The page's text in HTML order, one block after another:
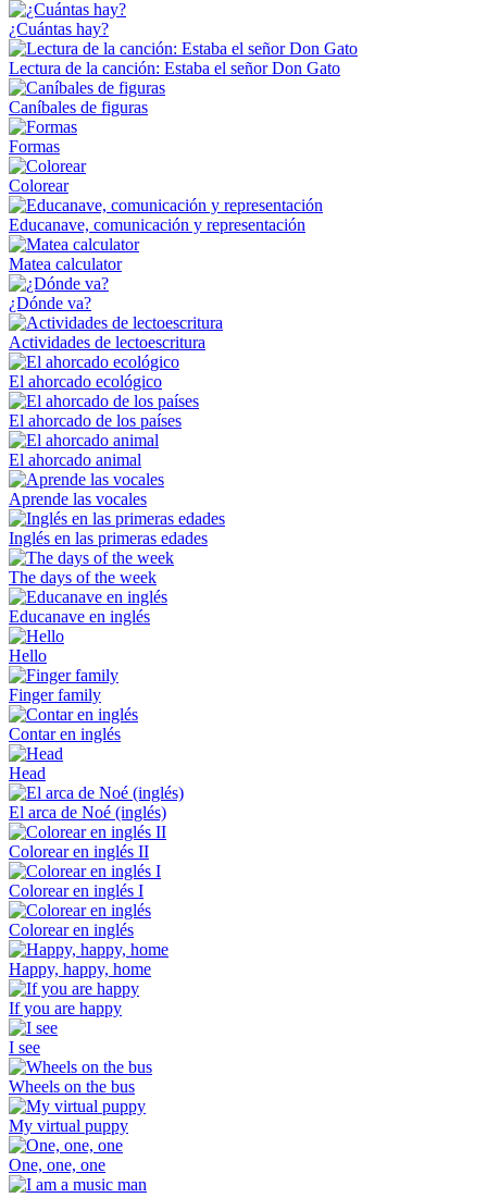
¿Cuántas hay?
Lectura de la canción: Estaba el señor Don Gato
Caníbales de figuras
Formas
Colorear
Educanave, comunicación y representación
Matea calculator
¿Dónde va?
Actividades de lectoescritura
El ahorcado ecológico
El ahorcado de los países
El ahorcado animal
Aprende las vocales
Inglés en las primeras edades
The days of the week
Educanave en inglés
Hello
Finger family
Contar en inglés
Head
El arca de Noé (inglés)
Colorear en inglés II
Colorear en inglés I
Colorear en inglés
Happy, happy, home
If you are happy
I see
Wheels on the bus
My virtual puppy
One, one, one